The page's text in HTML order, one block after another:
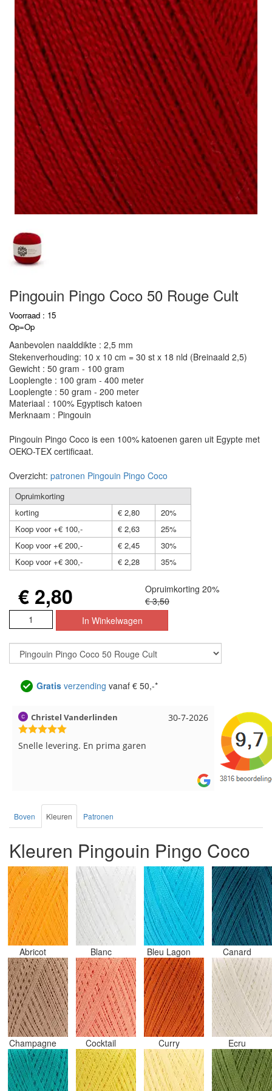
Pingouin Pingo Coco 50 Rouge Cult
Voorraad : 15
Op=Op
Aanbevolen naalddikte : 2,5 mm
Stekenverhouding: 10 x 10 cm = 30 st x 18 nld (Breinaald 2,5)
Gewicht : 50 gram - 100 gram
Looplengte : 100 gram - 400 meter
Looplengte : 50 gram - 200 meter
Materiaal : 100% Egyptisch katoen
Merknaam : Pingouin
Pingouin Pingo Coco is een 100% katoenen garen uit Egypte met
OEKO-TEX certificaat.
Overzicht: patronen Pingouin Pingo Coco
Opruimkorting
korting
€ 2,80
20%
Koop voor +€ 100,-
€ 2,63
25%
Koop voor +€ 200,-
€ 2,45
30%
Koop voor +€ 300,-
€ 2,28 35%
€ 2,80
Opruimkorting 20%
€ 3,50
Gratis verzending vanaf € 50,-*
30-7-2026
Christel Vanderlinden
Snelle levering. En prima garen
Snelle
weer
Boven Kleuren Patronen
Kleuren Pingouin Pingo Coco
Abricot Blanc Bleu Lagon Canard
Champagne Cocktail Curry Ecru